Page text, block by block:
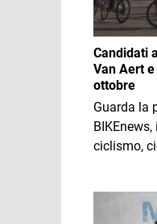
Candidati
Van Aert
ottobre
Guarda la
ciclismo,
Immagine